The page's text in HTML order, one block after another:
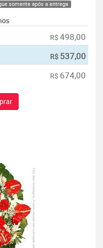
somente após a entrega
R$ 498,00
R$ 537,00
R$ 674,00